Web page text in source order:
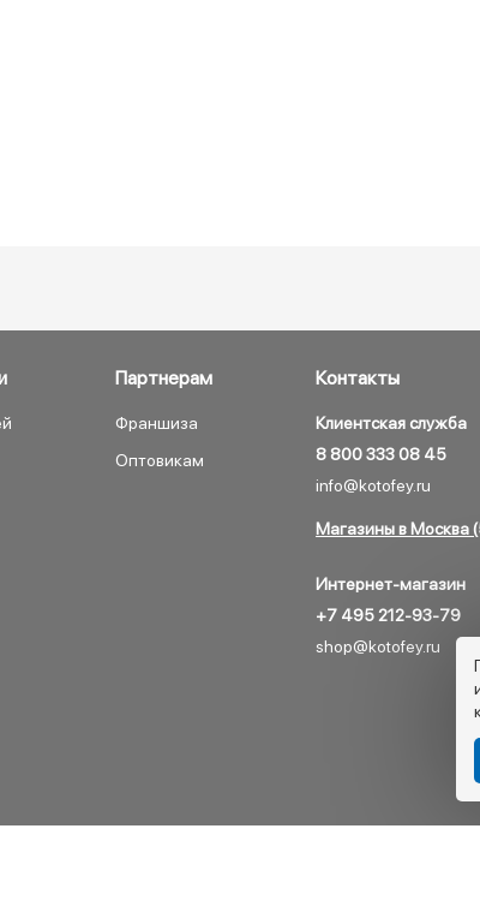
Партнерам
Франшиза
Оптовикам
Контакты
Клиентская служба
8 800 333 08 45
info@kotofey.ru
Магазины в Москва
Интернет-магазин
+7 495 212-93-79
shop@kotofey.ru